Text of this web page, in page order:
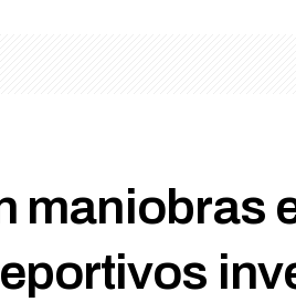
maniobras